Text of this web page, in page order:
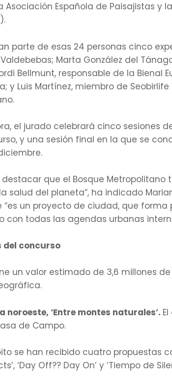
la Asociación Española de Paisajistas
parte de esas 24 personas cinco
Marta González del
Bellmunt, responsable de la Bienal
y Luis Martínez, miembro de
el jurado celebrará cinco sesiones
y una sesión final en la que se
destacar que el Bosque
salud del planeta”, ha indicado
“es un proyecto de ciudad, que
con todas las agendas urbanas
del concurso
un valor estimado de 3,6 millones
noroeste, ‘Entre montes naturales’.
de Campo.
se han recibido cuatro propuestas
‘Day Off?? Day On’ y ‘Tiempo de